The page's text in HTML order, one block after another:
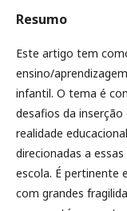
Resumo
Este artigo tem
ensino/
infantil. O tema é
desafios da
realidade
direcionadas a
escola. É pertinente
com grandes